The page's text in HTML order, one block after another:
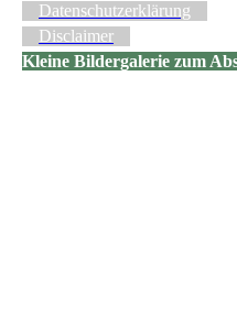
Datenschutzerklärung
Disclaimer
Kleine Bildergalerie zum